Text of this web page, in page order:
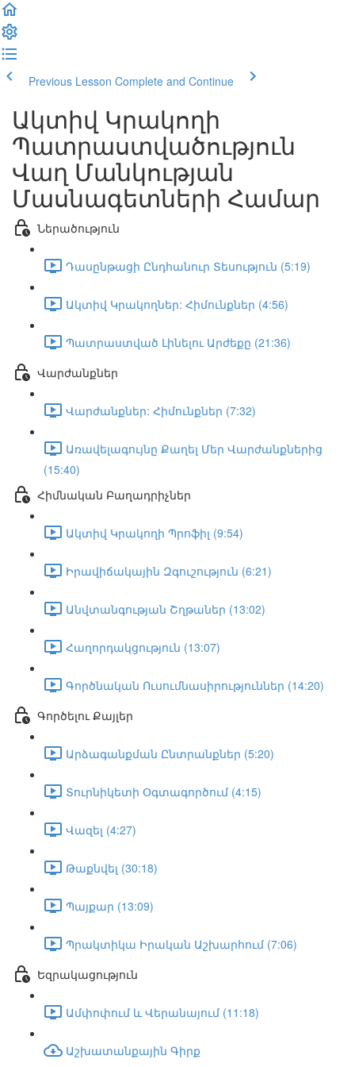
Previous Lesson Complete and Continue
Ակտիվ Կրակողի
Պատրաստվածություն
Վաղ Մանկության
Մասնագետների Համար
Ներածություն
Դասընթացի Ընդհանուր Տեսություն (5:19)
Ակտիվ Կրակողներ: Հիմունքներ (4:56)
Պատրաստված Լինելու Արժեքը (21:36)
Վարժանքներ
Վարժանքներ: Հիմունքներ (7:32)
Առավելագույնը Քաղել Մեր Վարժանքներից
(15:40)
Հիմնական Բաղադրիչներ
Ակտիվ Կրակողի Պրոֆիլ (9:54)
Իրավիճակային Զգուշություն (6:21)
Անվտանգության Շղթաներ (13:02)
Հաղորդակցություն (13:07)
Գործնական Ուսումնասիրություններ (14:20)
Գործելու Քայլեր
Արձագանքման Ընտրանքներ (5:20)
Տուրնիկետի Օգտագործում (4:15)
Վազել (4:27)
Թաքնվել (30:18)
Պայքար (13:09)
Պրակտիկա Իրական Աշխարհում (7:06)
Եզրակացություն
Ամփոփում և Վերանայում (11:18)
Աշխատանքային Գիրք